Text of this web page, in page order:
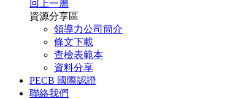
回上一層
資源分享區
領導力公司簡介
條文下載
查檢表範本
資料分享
PECB 國際認證
聯絡我們